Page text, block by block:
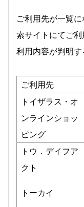
ご利用先が一覧
索サイトにてご
利用内容が判明す
ご利用先
トイザラス・オ
ンラインショッ
ピング
トウ．デイフア
クト
トーカイ